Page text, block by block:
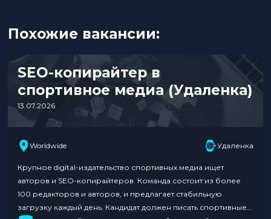
Похожие вакансии:
SEO-копирайтер в
спортивное медиа (Удаленка)
13.07.2026
Worldwide Удаленка
Крупное digital-издательство спортивных медиа ищет
авторов и SEO-копирайтеров. Команда состоит из более
100 редакторов и авторов, и предлагает стабильную
загрузку каждый день. Кандидат должен писать спортивные